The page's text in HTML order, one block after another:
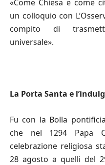
«Come Chiesa e come
un colloquio con
compito di
universale».
La Porta Santa e l’
Fu con la Bolla
che nel 1294 Papa
celebrazione religiosa
28 agosto a quelli del